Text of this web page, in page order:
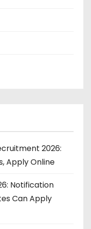
2026:
Apply Online
Notification
Can Apply